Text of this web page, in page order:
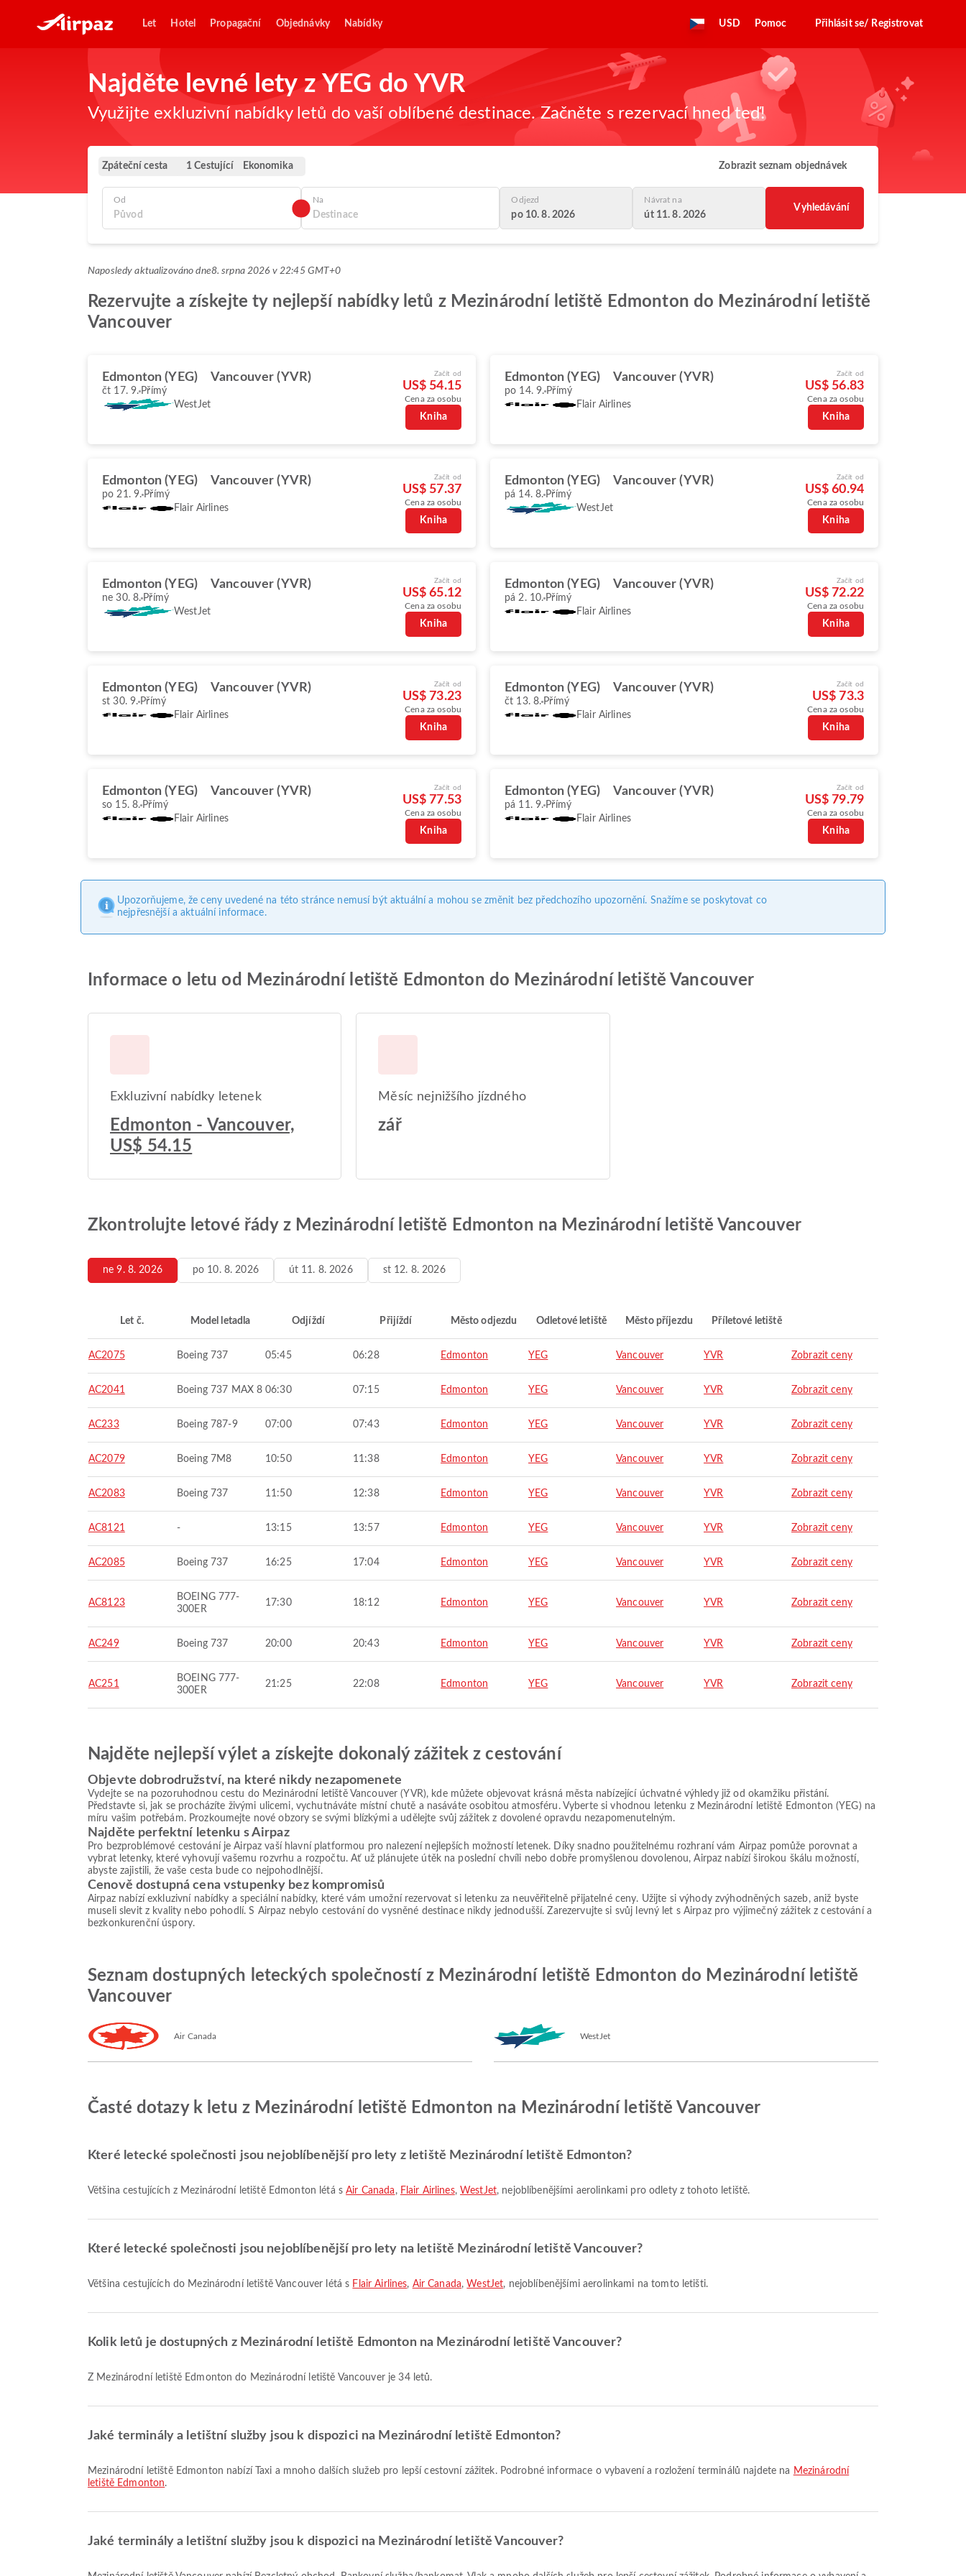
Let Hotel Propagační Objednávky Nabídky USD Pomoc Přihlásit se/ Registrovat
Najděte levné lety z YEG do YVR
Využijte exkluzivní nabídky letů do vaší oblíbené destinace. Začněte s rezervací hned teď!
Zpáteční cesta 1 Cestující Ekonomika Zobrazit seznam objednávek
Od Na Odjezd
po 10. 8. 2026
Návrat na
út 11. 8. 2026
Vyhledávání
Naposledy aktualizováno dne8. srpna 2026 v 22:45 GMT+0
Rezervujte a získejte ty nejlepší nabídky letů z Mezinárodní letiště Edmonton do Mezinárodní letiště
Vancouver
Edmonton (YEG) Vancouver (YVR)
čt 17. 9. Přímý
WestJet
Začít od
US$ 54.15
Cena za osobu
Kniha
Edmonton (YEG) Vancouver (YVR)
po 14. 9. Přímý
Flair Airlines
Začít od
US$ 56.83
Cena za osobu
Kniha
Edmonton (YEG) Vancouver (YVR)
po 21. 9. Přímý
Flair Airlines
Začít od
US$ 57.37
Cena za osobu
Kniha
Edmonton (YEG) Vancouver (YVR)
pá 14. 8. Přímý
WestJet
Začít od
US$ 60.94
Cena za osobu
Kniha
Edmonton (YEG) Vancouver (YVR)
ne 30. 8. Přímý
WestJet
Začít od
US$ 65.12
Cena za osobu
Kniha
Edmonton (YEG) Vancouver (YVR)
pá 2. 10. Přímý
Flair Airlines
Začít od
US$ 72.22
Cena za osobu
Kniha
Edmonton (YEG) Vancouver (YVR)
st 30. 9. Přímý
Flair Airlines
Začít od
US$ 73.23
Cena za osobu
Kniha
Edmonton (YEG) Vancouver (YVR)
čt 13. 8. Přímý
Flair Airlines
Začít od
US$ 73.3
Cena za osobu
Kniha
Edmonton (YEG) Vancouver (YVR)
so 15. 8. Přímý
Flair Airlines
Začít od
US$ 77.53
Cena za osobu
Kniha
Edmonton (YEG) Vancouver (YVR)
pá 11. 9. Přímý
Flair Airlines
Začít od
US$ 79.79
Cena za osobu
Kniha
Upozorňujeme, že ceny uvedené na této stránce nemusí být aktuální a mohou se změnit bez předchozího upozornění. Snažíme se poskytovat co
nejpřesnější a aktuální informace.
Informace o letu od Mezinárodní letiště Edmonton do Mezinárodní letiště Vancouver
Exkluzivní nabídky letenek
Edmonton - Vancouver,
US$ 54.15
Měsíc nejnižšího jízdného
zář
Zkontrolujte letové řády z Mezinárodní letiště Edmonton na Mezinárodní letiště Vancouver
ne 9. 8. 2026 po 10. 8. 2026 út 11. 8. 2026 st 12. 8. 2026
Let č. Model letadla Odjíždí Přijíždí Město odjezdu Odletové letiště Město příjezdu Příletové letiště
AC2075 Boeing 737 05:45 06:28 Edmonton YEG Vancouver YVR Zobrazit ceny
AC2041 Boeing 737 MAX 8 06:30 07:15 Edmonton YEG Vancouver YVR Zobrazit ceny
AC233 Boeing 787-9 07:00 07:43 Edmonton YEG Vancouver YVR Zobrazit ceny
AC2079 Boeing 7M8 10:50 11:38 Edmonton YEG Vancouver YVR Zobrazit ceny
AC2083 Boeing 737 11:50 12:38 Edmonton YEG Vancouver YVR Zobrazit ceny
AC8121 - 13:15 13:57 Edmonton YEG Vancouver YVR Zobrazit ceny
AC2085 Boeing 737 16:25 17:04 Edmonton YEG Vancouver YVR Zobrazit ceny
AC8123
BOEING 777-
300ER
17:30 18:12 Edmonton YEG Vancouver YVR Zobrazit ceny
AC249 Boeing 737 20:00 20:43 Edmonton YEG Vancouver YVR Zobrazit ceny
AC251
BOEING 777-
300ER
21:25 22:08 Edmonton YEG Vancouver YVR Zobrazit ceny
Najděte nejlepší výlet a získejte dokonalý zážitek z cestování
Objevte dobrodružství, na které nikdy nezapomenete
Vydejte se na pozoruhodnou cestu do Mezinárodní letiště Vancouver (YVR), kde můžete objevovat krásná města nabízející úchvatné výhledy již od okamžiku přistání.
Představte si, jak se procházíte živými ulicemi, vychutnáváte místní chutě a nasáváte osobitou atmosféru. Vyberte si vhodnou letenku z Mezinárodní letiště Edmonton (YEG) na
míru vašim potřebám. Prozkoumejte nové obzory se svými blízkými a udělejte svůj zážitek z dovolené opravdu nezapomenutelným.
Najděte perfektní letenku s Airpaz
Pro bezproblémové cestování je Airpaz vaší hlavní platformou pro nalezení nejlepších možností letenek. Díky snadno použitelnému rozhraní vám Airpaz pomůže porovnat a
vybrat letenky, které vyhovují vašemu rozvrhu a rozpočtu. Ať už plánujete útěk na poslední chvíli nebo dobře promyšlenou dovolenou, Airpaz nabízí širokou škálu možností,
abyste zajistili, že vaše cesta bude co nejpohodlnější.
Cenově dostupná cena vstupenky bez kompromisů
Airpaz nabízí exkluzivní nabídky a speciální nabídky, které vám umožní rezervovat si letenku za neuvěřitelně přijatelné ceny. Užijte si výhody zvýhodněných sazeb, aniž byste
museli slevit z kvality nebo pohodlí. S Airpaz nebylo cestování do vysněné destinace nikdy jednodušší. Zarezervujte si svůj levný let s Airpaz pro výjimečný zážitek z cestování a
bezkonkurenční úspory.
Seznam dostupných leteckých společností z Mezinárodní letiště Edmonton do Mezinárodní letiště
Vancouver
Air Canada WestJet
Časté dotazy k letu z Mezinárodní letiště Edmonton na Mezinárodní letiště Vancouver
Které letecké společnosti jsou nejoblíbenější pro lety z letiště Mezinárodní letiště Edmonton?
Většina cestujících z Mezinárodní letiště Edmonton létá sAir Canada , Flair Airlines, WestJet, nejoblíbenějšími aerolinkami pro odlety z tohoto letiště.
Které letecké společnosti jsou nejoblíbenější pro lety na letiště Mezinárodní letiště Vancouver?
Většina cestujících do Mezinárodní letiště Vancouver létá s Flair Airlines, Air Canada, WestJet, nejoblíbenějšími aerolinkami na tomto letišti.
Kolik letů je dostupných z Mezinárodní letiště Edmonton na Mezinárodní letiště Vancouver?
Z Mezinárodní letiště Edmonton do Mezinárodní letiště Vancouver je 34 letů.
Jaké terminály a letištní služby jsou k dispozici na Mezinárodní letiště Edmonton?
Mezinárodní letiště Edmonton nabízí Taxi a mnoho dalších služeb pro lepší cestovní zážitek. Podrobné informace o vybavení a rozložení terminálů najdete na Mezinárodní
letiště Edmonton.
Jaké terminály a letištní služby jsou k dispozici na Mezinárodní letiště Vancouver?